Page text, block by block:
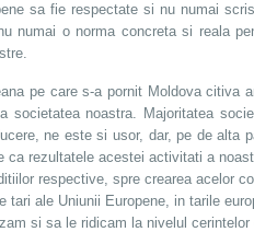
sa fie respectate si nu numai
numai o norma concreta si reala
pe care s-a pornit Moldova
societatea noastra. Majoritatea
ne este si usor, dar, pe de
ca rezultatele acestei activitati a
respective, spre crearea acelor
tari ale Uniunii Europene, in tarile
si sa le ridicam la nivelul cerintelor